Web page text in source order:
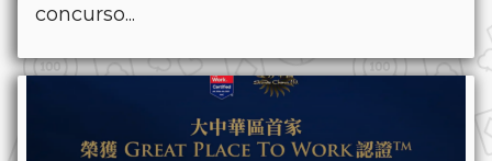
concurso...